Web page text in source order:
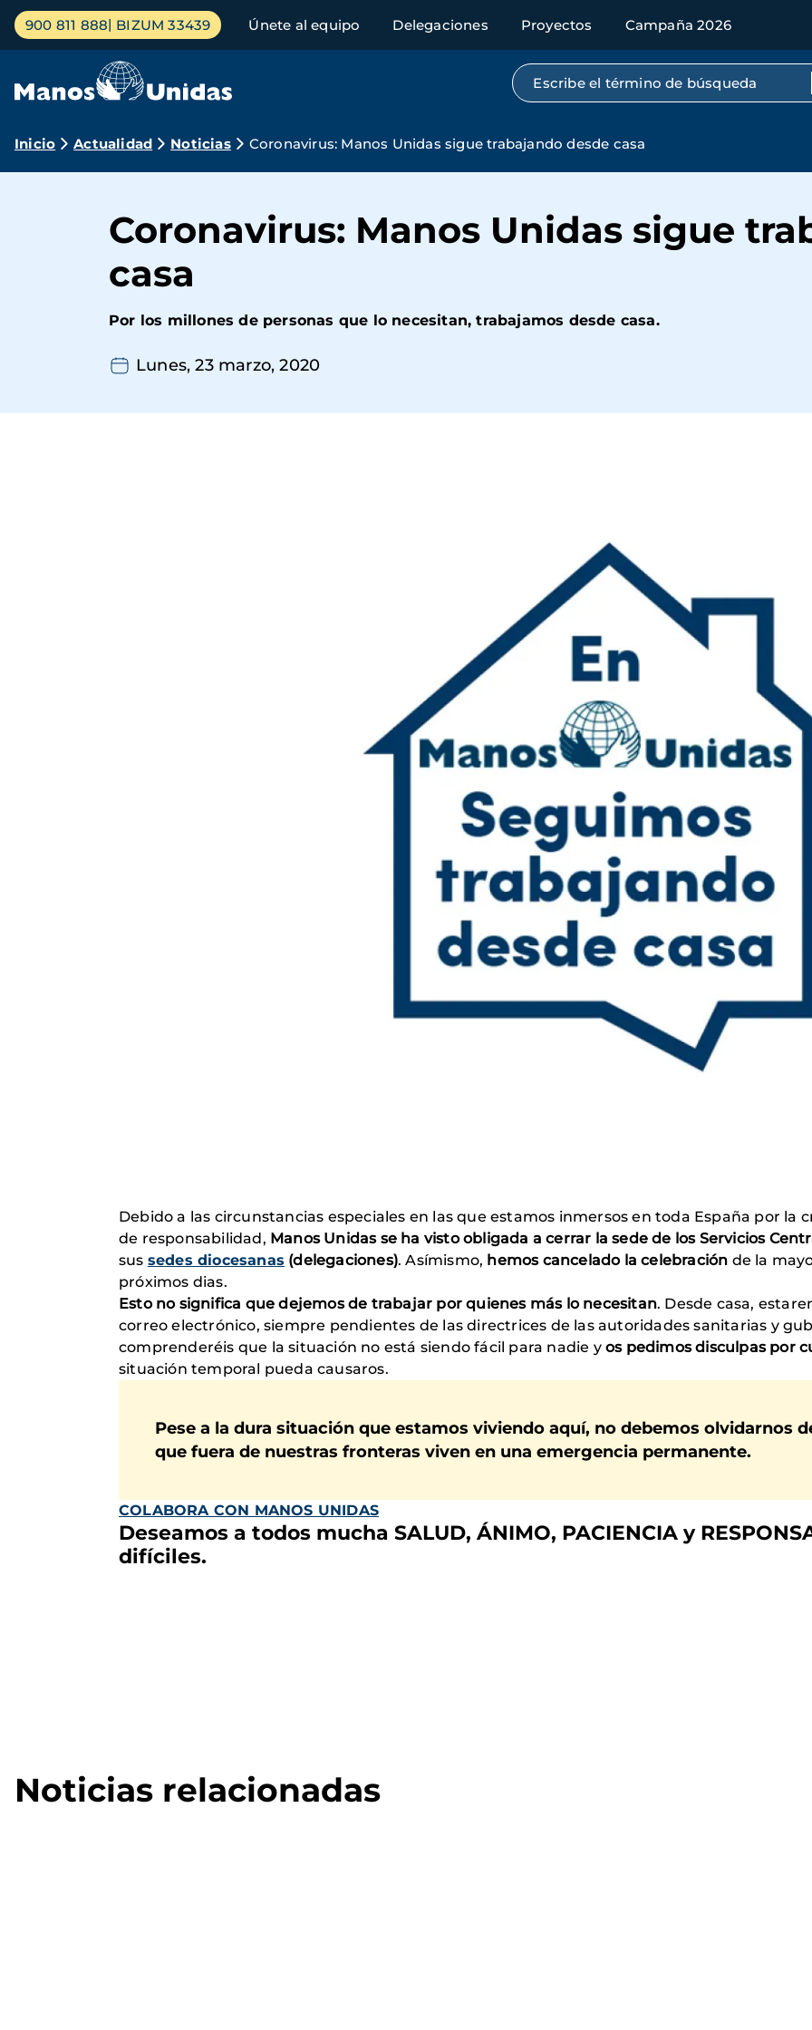
Pasar
contenido
Menú
principal
900 811 888 BIZUM 33439 Únete al equipo Delegaciones Proyectos Campaña 2026
Búsqueda por texto completo
Ruta
navegación
Inicio Actualidad Noticias Coronavirus: Manos Unidas sigue trabajando desde casa
Coronavirus: Manos Unidas sigue
casa
Por los millones de personas que lo necesitan, trabajamos desde casa.
Lunes, 23 marzo, 2020
Debido a las circunstancias especiales en las que estamos inmersos en toda España por la
de responsabilidad, Manos Unidas se ha visto obligada a cerrar la sede de los Servicios
sus sedes diocesanas (delegaciones). Asímismo, hemos cancelado la celebración de la
próximos dias.
Esto no significa que dejemos de trabajar por quienes más lo necesitan. Desde casa,
correo electrónico, siempre pendientes de las directrices de las autoridades sanitarias y
comprenderéis que la situación no está siendo fácil para nadie yos pedimos disculpas por
situación temporal pueda causaros.
Pese a la dura situación que estamos viviendo aquí, no debemos olvidarnos
que fuera de nuestras fronteras viven en una emergencia permanente.
COLABORA CON MANOS UNIDAS
Deseamos a todos mucha SALUD, ÁNIMO, PACIENCIA y
difíciles.
Noticias relacionadas